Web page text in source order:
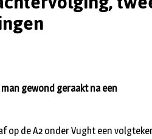
man gewond geraakt na een
op de A2 onder Vught een